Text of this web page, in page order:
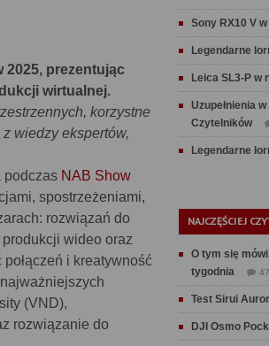
2025, prezentując
wirtualnej.
korzystne
wiedzy ekspertów,
podczas NAB Show
spostrzeżeniami,
rozwiązań do
wideo oraz
i kreatywność
(VND),
rozwiązanie do
Sony RX10 V
Legendarne
Leica SL3-P w
Uzupełnienia
Czytelników
Legendarne
NAJCZĘŚCIEJ
O tym się
tygodnia
47
Test Sirui
DJI Osmo